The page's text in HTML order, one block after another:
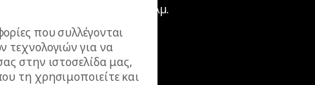
χρόνος εγγύηση ή 20.000 χλµ.
που συλλέγονται
τεχνολογιών για να
στην ιστοσελίδα μας,
τη χρησιμοποιείτε και